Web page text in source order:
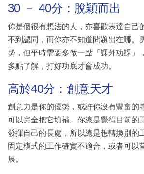
30 － 40分：脫穎而出
你是個很有想法的人，亦喜歡表達自己
不到認同，而你亦不知道問題出在哪。
勢，但平時需要多做一點「課外功課」
多點了解，打好功底才會成功。
高於40分：創意天才
創意力是你的優勢，或許你沒有豐富的
可以完全把它填補。你總是覺得目前的
發揮自己的長處，所以總是想轉換別的
固定模式的工作確實不適合，或者可以
展。